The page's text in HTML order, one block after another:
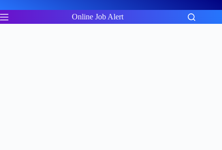
to
content
Online Job Alert